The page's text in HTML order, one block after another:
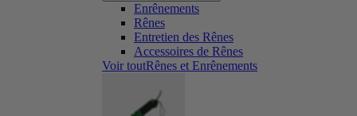
Enrênements
Rênes
Entretien des Rênes
Accessoires de Rênes
Voir toutRênes et Enrênements